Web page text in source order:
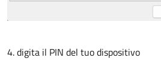
4. digita il PIN del tuo dispositivo